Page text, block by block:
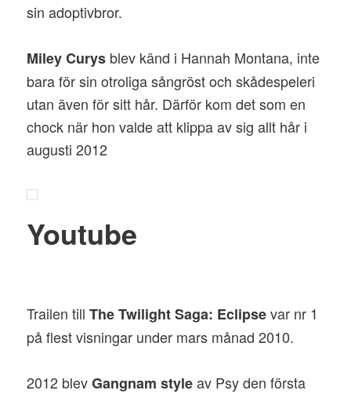
sin adoptivbror.
Miley Curys blev känd i Hannah Montana, inte
bara för sin otroliga sångröst och skådespeleri
utan även för sitt hår. Därför kom det som en
chock när hon valde att klippa av sig allt hår i
augusti 2012
Youtube
Trailen tillThe Twilight Saga: Eclipsevar nr 1
på flest visningar under mars månad 2010.
2012 blevGangnam styleav Psy den första